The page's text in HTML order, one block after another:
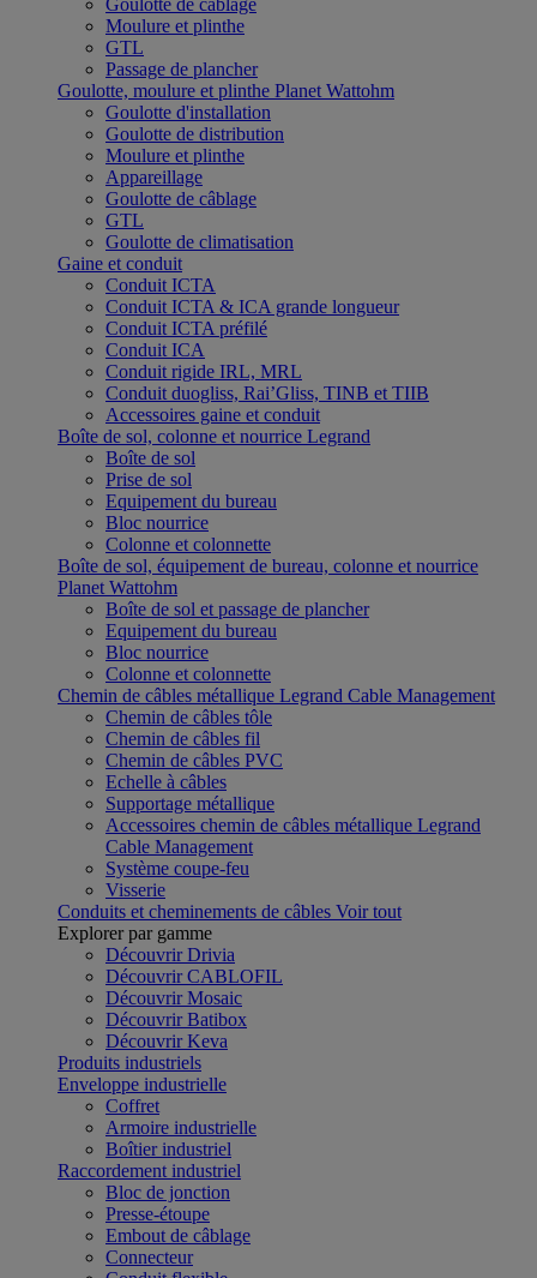
Goulotte de câblage
Moulure et plinthe
GTL
Passage de plancher
Goulotte, moulure et plinthe Planet Wattohm
Goulotte d'installation
Goulotte de distribution
Moulure et plinthe
Appareillage
Goulotte de câblage
GTL
Goulotte de climatisation
Gaine et conduit
Conduit ICTA
Conduit ICTA & ICA grande longueur
Conduit ICTA préfilé
Conduit ICA
Conduit rigide IRL, MRL
Conduit duogliss, Rai’Gliss, TINB et TIIB
Accessoires gaine et conduit
Boîte de sol, colonne et nourrice Legrand
Boîte de sol
Prise de sol
Equipement du bureau
Bloc nourrice
Colonne et colonnette
Boîte de sol, équipement de bureau, colonne et nourrice
Planet Wattohm
Boîte de sol et passage de plancher
Equipement du bureau
Bloc nourrice
Colonne et colonnette
Chemin de câbles métallique Legrand Cable Management
Chemin de câbles tôle
Chemin de câbles fil
Chemin de câbles PVC
Echelle à câbles
Supportage métallique
Accessoires chemin de câbles métallique Legrand
Cable Management
Système coupe-feu
Visserie
Conduits et cheminements de câbles Voir tout
Explorer par gamme
Découvrir Drivia
Découvrir CABLOFIL
Découvrir Mosaic
Découvrir Batibox
Découvrir Keva
Produits industriels
Enveloppe industrielle
Coffret
Armoire industrielle
Boîtier industriel
Raccordement industriel
Bloc de jonction
Presse-étoupe
Embout de câblage
Connecteur